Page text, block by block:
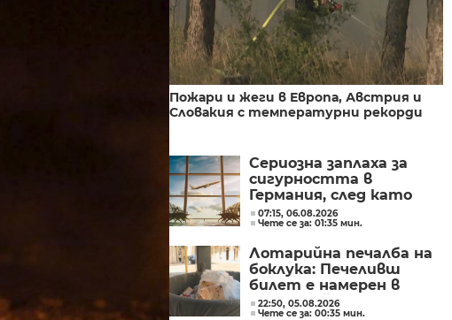
Пожари и жеги в Европа, Австрия и
Словакия с температурни рекорди
Сериозна заплаха за
сигурността в
Германия, след като
дрон беше намерен на
летището в Лайпциг
07:15, 06.08.2026
Чете се за: 01:35 мин.
Лотарийна печалба на
боклука: Печеливш
билет е намерен в
боклукчийски камион
22:50, 05.08.2026
Чете се за: 00:35 мин.